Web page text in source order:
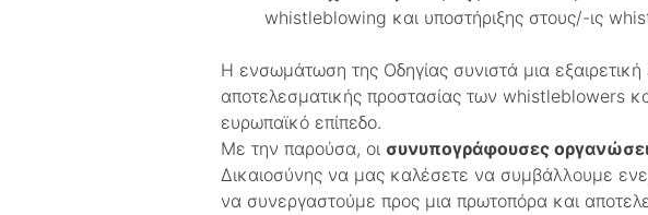
whistleblowing και υποστήριξης στους/-ις
Η ενσωμάτωση της Οδηγίας συνιστά μια εξαιρετική
αποτελεσματικής προστασίας των whistleblowers
ευρωπαϊκό επίπεδο.
Με την παρούσα, οι συνυπογράφουσες
Δικαιοσύνης να μας καλέσετε να συμβάλλουμε
να συνεργαστούμε προς μια πρωτοπόρα και